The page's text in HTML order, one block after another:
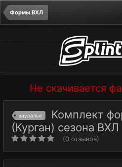
Формы ВХЛ
Не скачивается
зауралье
Комплект
(Курган) сезона
(0 отзывов)